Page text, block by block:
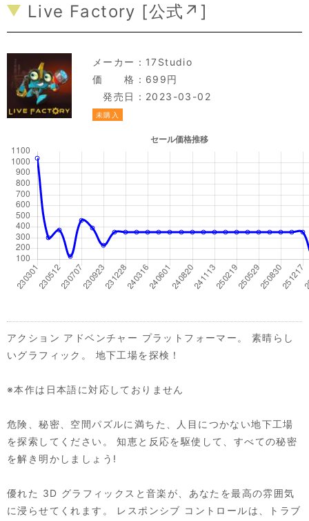
Live Factory [公式↗ ]
メーカー： 17Studio
価 格：699円
発売日：2023-03-02
未購入
アクション アドベンチャー プラットフォーマー。 素晴らし
いグラフィック。 地下工場を探検！
※本作は日本語に対応しておりません
危険、秘密、空間パズルに満ちた、人目につかない地下工場
を探索してください。 知恵と反応を駆使して、すべての秘密
を解き明かしましょう!
優れた 3D グラフィックスと音楽が、あなたを最高の雰囲気
に浸らせてくれます。 レスポンシブ コントロールは、トラブ